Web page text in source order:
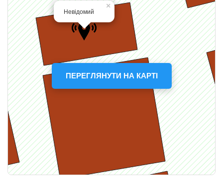
ПЕРЕГЛЯНУТИ НА КАРТІ